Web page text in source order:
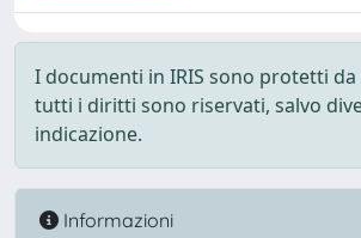
I documenti in IRIS sono protetti
tutti i diritti sono riservati, salvo
indicazione.
Informazioni